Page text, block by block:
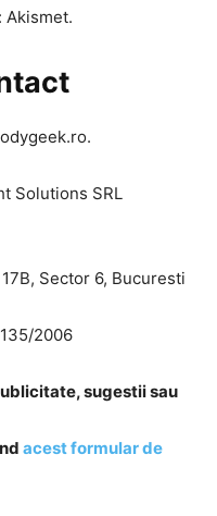
Akismet.
Solutions SRL
Sector 6, Bucuresti
2006
sugestii sau
acest formular de